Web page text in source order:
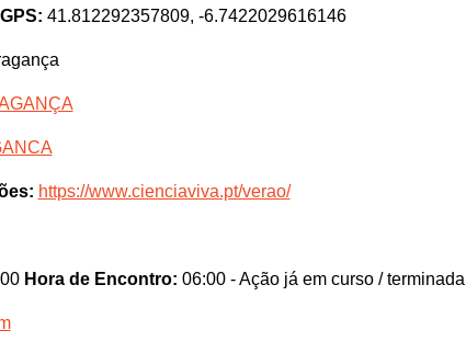
41.812292357809, -6.7422029616146
https://www.cienciaviva.pt/verao/
Hora de Encontro: 06:00 - Ação já em curso / terminada